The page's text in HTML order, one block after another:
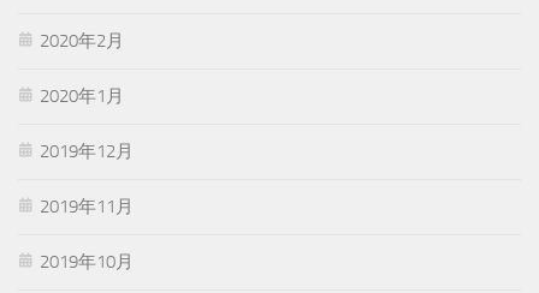
2020年2月
2020年1月
2019年12月
2019年11月
2019年10月